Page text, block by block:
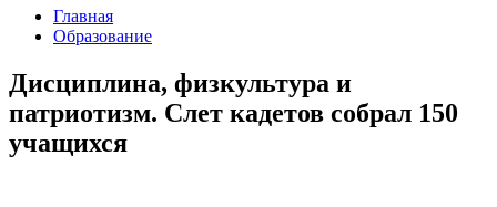
Главная
Образование
Дисциплина, физкультура и
патриотизм. Слет кадетов собрал 150
учащихся